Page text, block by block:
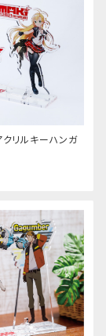
クリルキーハンガ